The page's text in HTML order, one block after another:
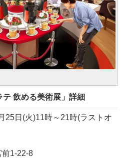
テ 飲める美術展」詳細
25日(火)11時～21時(ラストオ
1-22-8